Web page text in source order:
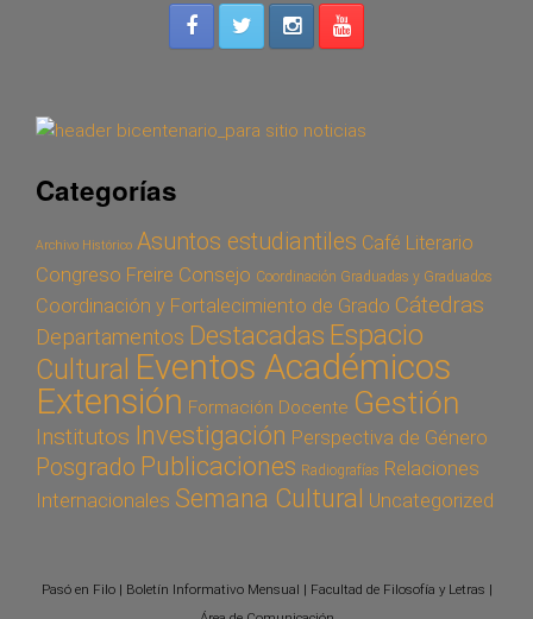
Categorías
Archivo Histórico Asuntos estudiantiles Café Literario
Congreso Freire Consejo Coordinación Graduadas y Graduados
Coordinación y Fortalecimiento de Grado Cátedras
Departamentos Destacadas Espacio
Cultural Eventos Académicos
Extensión Formación Docente Gestión
Institutos Investigación Perspectiva de Género
Posgrado Publicaciones Radiografías Relaciones
Internacionales Semana Cultural Uncategorized
Pasó en Filo | Boletín Informativo Mensual | Facultad de Filosofía y Letras |